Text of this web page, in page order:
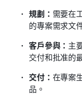
規劃： 需要在
的專案需求文
客戶參與： 主
交付和批准的
交付： 在專案
品。